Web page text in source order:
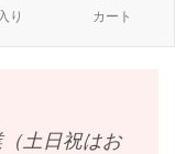
り カート
土日祝はお